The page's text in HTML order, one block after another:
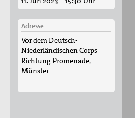
11. Aug 2026
Sommerferien-
Friedensliedersingen
29. Aug 2026
Fahrradpilgertour 2026
Adresse
Vor dem Deutsch-
Niederländischen Corps
Richtung Promenade,
Münster